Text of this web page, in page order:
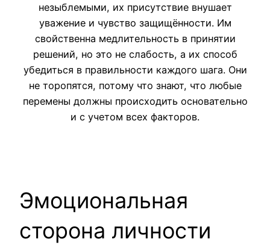
незыблемыми, их присутствие внушает
уважение и чувство защищённости. Им
свойственна медлительность в принятии
решений, но это не слабость, а их способ
убедиться в правильности каждого шага. Они
не торопятся, потому что знают, что любые
перемены должны происходить основательно
и с учетом всех факторов.
Эмоциональная
сторона личности